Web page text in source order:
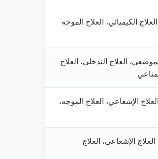
الكيميائي، العلاج الموجه
العلاج التدخلي، العلاج
الإشعاعي، العلاج الموجه،
الإشعاعي، العلاج